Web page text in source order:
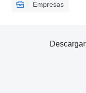
Empresas